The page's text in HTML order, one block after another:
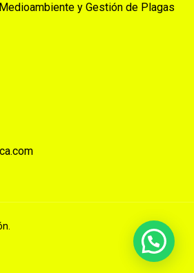
y Gestión de Plagas